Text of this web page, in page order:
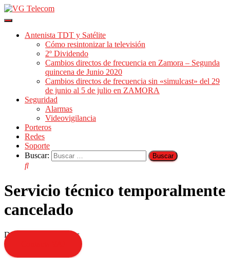
Cambiar
navegación
Antenista TDT y Satélite
Cómo resintonizar la televisión
2º Dividendo
Cambios directos de frecuencia en Zamora – Segunda
quincena de Junio 2020
Cambios directos de frecuencia sin «simulcast» del 29
de junio al 5 de julio en ZAMORA
Seguridad
Alarmas
Videovigilancia
Porteros
Redes
Soporte
Buscar:
Servicio técnico temporalmente
cancelado
Disculpen las molestias